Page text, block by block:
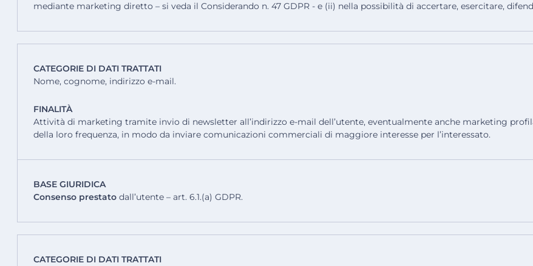
mediante marketing diretto – si veda il Considerando n. 47 GDPR - e (ii) nella possibilità di accertare, esercitare,
CATEGORIE DI DATI TRATTATI
Nome, cognome, indirizzo e-mail.
FINALITÀ
Attività di marketing tramite invio di newsletter all’indirizzo e-mail dell’utente, eventualmente anche marketing
della loro frequenza, in modo da inviare comunicazioni commerciali di maggiore interesse per l’interessato.
BASE GIURIDICA
Consenso prestato dall’utente – art. 6.1.(a) GDPR.
CATEGORIE DI DATI TRATTATI